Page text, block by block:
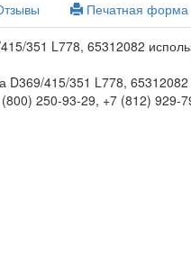
Печатная форма
351 L778, 65312082
D369/415/351 L778,
250-93-29, +7 (812) 929-